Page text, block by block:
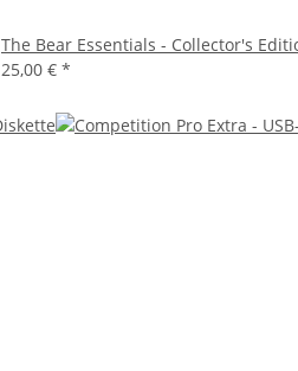
The Bear Essentials - Collector's
25,00 € *